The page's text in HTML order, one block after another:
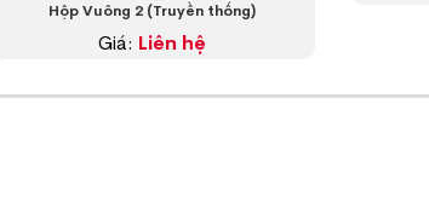
Hộp Vuông 2 (Truyền thống)
Giá: Liên hệ